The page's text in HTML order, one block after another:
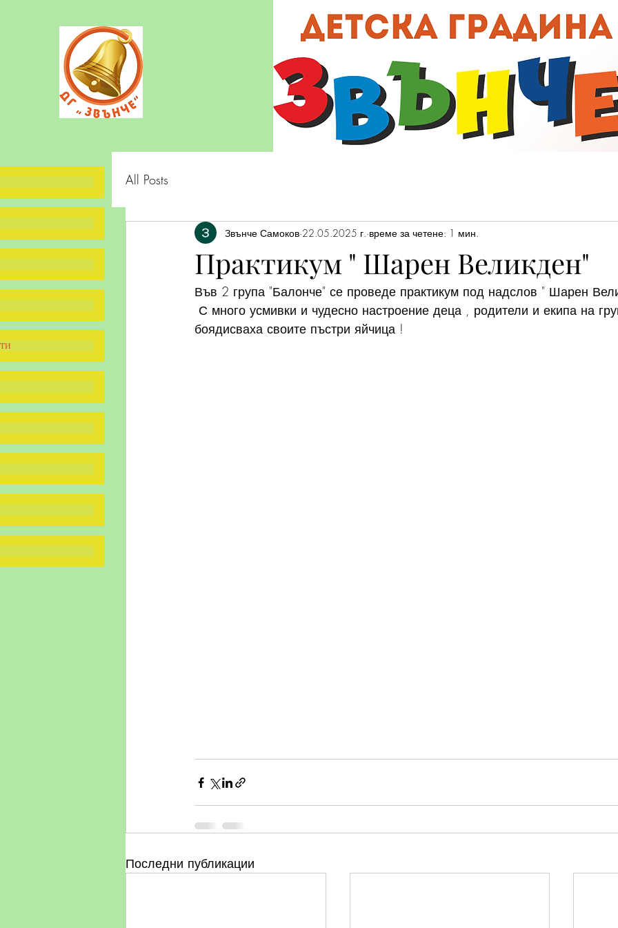
All Posts
Практикум " Шарен Великден"
Звънче Самоков 22.05.2025 г. време за четене: 1 мин.
Във 2 група "Балонче" се проведе практикум под надслов " Шарен
С много усмивки и чудесно настроение деца , родители и екипа на
боядисваха своите пъстри яйчица !
Последни публикации